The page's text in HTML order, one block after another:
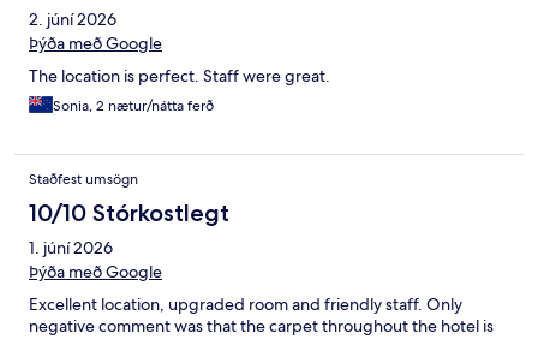
2. júní 2026
Þýða með Google
The location is perfect. Staff were great.
Sonia, 2 nætur/nátta ferð
Staðfest umsögn
10/10 Stórkostlegt
1. júní 2026
Þýða með Google
Excellent location, upgraded room and friendly staff. Only
negative comment was that the carpet throughout the hotel is